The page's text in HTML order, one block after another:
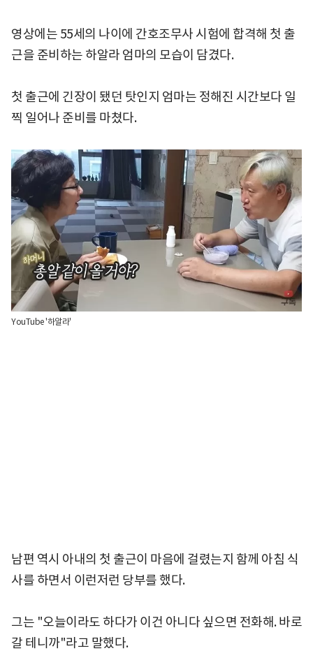
영상에는 55세의 나이에 간호조무사 시험에 합격해 첫 출
근을 준비하는 하알라 엄마의 모습이 담겼다.
첫 출근에 긴장이 됐던 탓인지 엄마는 정해진 시간보다 일
찍 일어나 준비를 마쳤다.
YouTube '하알라'
남편 역시 아내의 첫 출근이 마음에 걸렸는지 함께 아침 식
사를 하면서 이런저런 당부를 했다.
그는 "오늘이라도 하다가 이건 아니다 싶으면 전화해. 바로
갈 테니까"라고 말했다.